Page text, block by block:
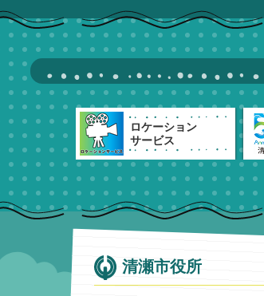
ロケーション
サービス
清瀬市役所